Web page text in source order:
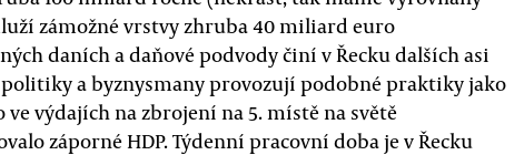
zámožné vrstvy zhruba 40 miliard euro
daních a daňové podvody činí v Řecku dalších asi
a byznysmany provozují podobné praktiky jako
ve výdajích na zbrojení na 5. místě na světě
záporné HDP. Týdenní pracovní doba je v Řecku